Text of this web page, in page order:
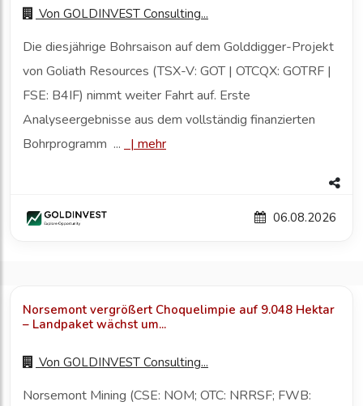
Von GOLDINVEST Consulting...
Die diesjährige Bohrsaison auf dem Golddigger-Projekt
von Goliath Resources (TSX-V: GOT | OTCQX: GOTRF |
FSE: B4IF) nimmt weiter Fahrt auf. Erste
Analyseergebnisse aus dem vollständig finanzierten
Bohrprogramm ...
| mehr
06.08.2026
Norsemont vergrößert Choquelimpie auf 9.048 Hektar
– Landpaket wächst um...
Von GOLDINVEST Consulting...
Norsemont Mining (CSE: NOM; OTC: NRRSF; FWB: